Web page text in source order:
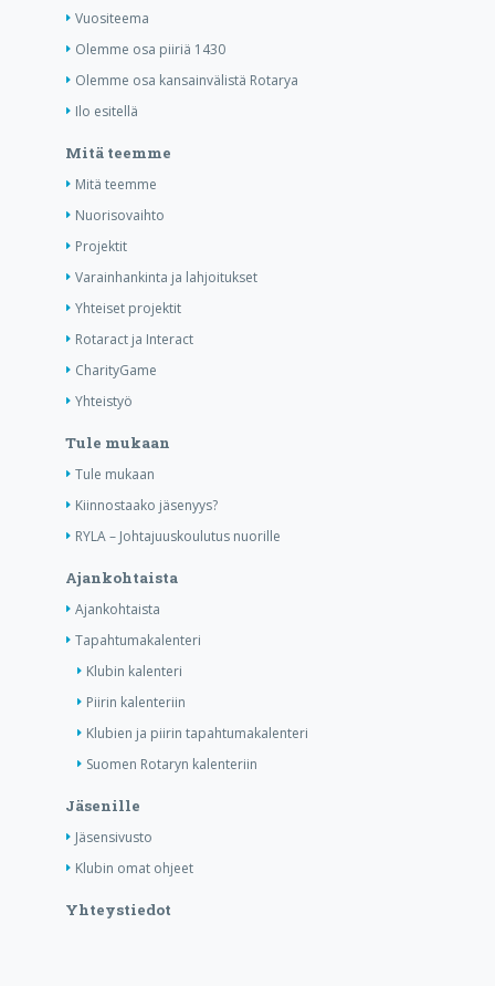
Vuositeema
Olemme osa piiriä 1430
Olemme osa kansainvälistä Rotarya
Ilo esitellä
Mitä teemme
Mitä teemme
Nuorisovaihto
Projektit
Varainhankinta ja lahjoitukset
Yhteiset projektit
Rotaract ja Interact
CharityGame
Yhteistyö
Tule mukaan
Tule mukaan
Kiinnostaako jäsenyys?
RYLA – Johtajuuskoulutus nuorille
Ajankohtaista
Ajankohtaista
Tapahtumakalenteri
Klubin kalenteri
Piirin kalenteriin
Klubien ja piirin tapahtumakalenteri
Suomen Rotaryn kalenteriin
Jäsenille
Jäsensivusto
Klubin omat ohjeet
Yhteystiedot